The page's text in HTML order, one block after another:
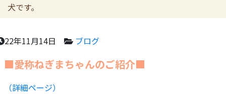
犬です。
22年11月14日 ブログ
■愛称ねぎまちゃんのご紹介■
（詳細ページ）